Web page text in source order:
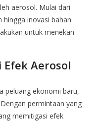
aerosol. Mulai dari
hingga inovasi bahan
untuk menekan
Aerosol
peluang ekonomi baru,
permintaan yang
memitigasi efek